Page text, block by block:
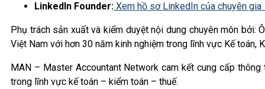
LinkedIn Founder: Xem hồ sơ LinkedIn của chuyên
Phụ trách sản xuất và kiểm duyệt nội dung chuyên môn bởi:
Việt Nam với hơn 30 năm kinh nghiệm trong lĩnh vực Kế toán,
MAN – Master Accountant Network cam kết cung cấp
trong lĩnh vực kế toán – kiểm toán – thuế.